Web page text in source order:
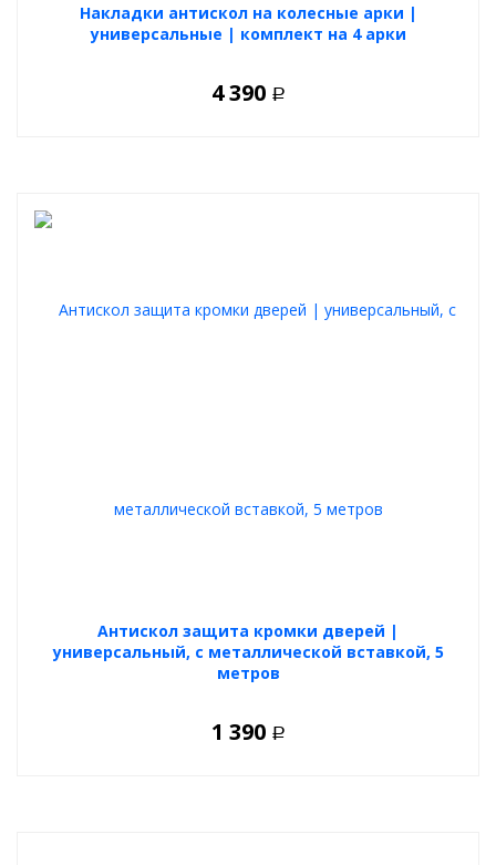
Накладки антискол на колесные арки |
универсальные | комплект на 4 арки
4 390 Р
Антискол защита кромки дверей |
универсальный, с металлической вставкой, 5
метров
1 390 Р